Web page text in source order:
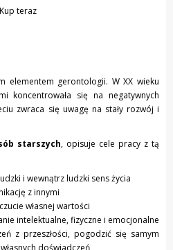
Kup teraz
elementem gerontologii. W XX wieku
koncentrowała się na negatywnych
zwraca się uwagę na stały rozwój i
starszych, opisuje cele pracy z tą
i wewnątrz ludzki sens życia
z innymi
własnej wartości
intelektualne, fizyczne i emocjonalne
z przeszłości, pogodzić się samym
doświadczeń